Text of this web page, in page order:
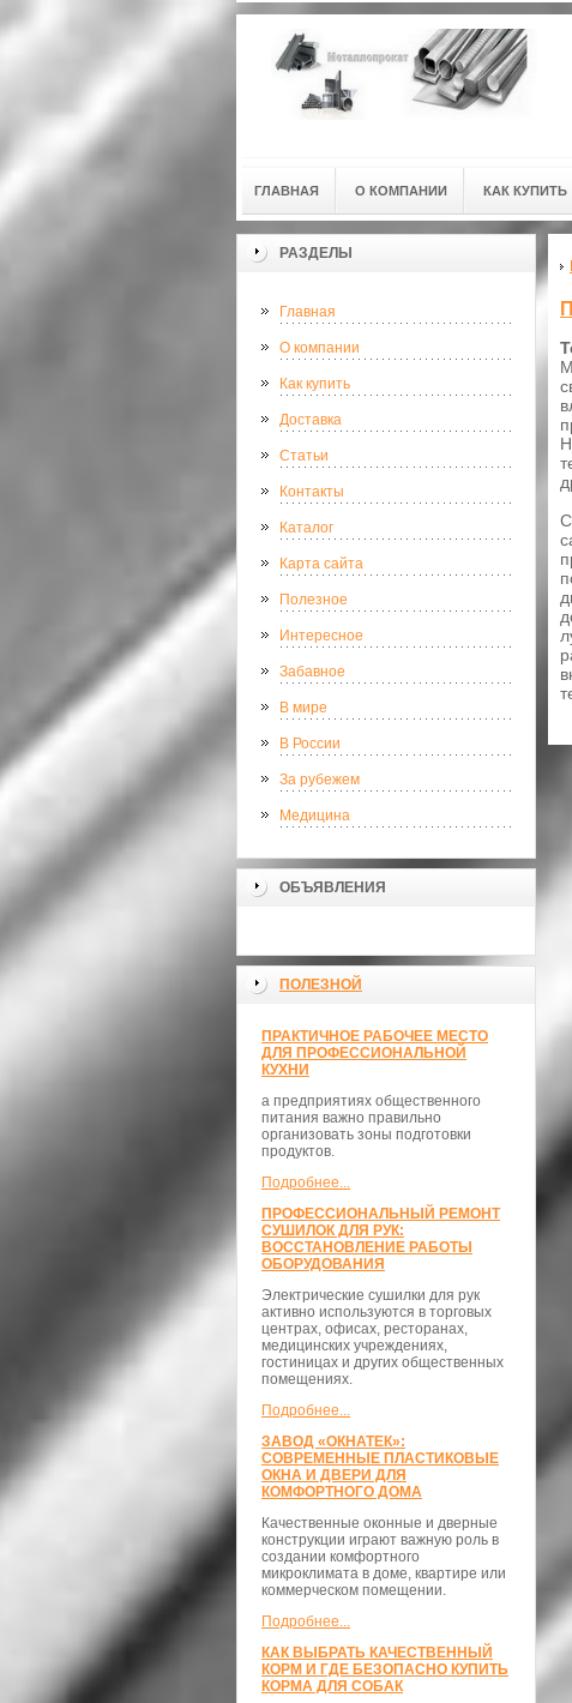
ГЛАВНАЯ О КОМПАНИИ КАК КУПИТЬ
РАЗДЕЛЫ
Главная
О компании
Как купить
Доставка
Статьи
Контакты
Каталог
Карта сайта
Полезное
Интересное
Забавное
В мире
В России
За рубежем
Медицина
ОБЪЯВЛЕНИЯ
ПОЛЕЗНОЙ
ПРАКТИЧНОЕ РАБОЧЕЕ МЕСТО
ДЛЯ ПРОФЕССИОНАЛЬНОЙ
КУХНИ
а предприятиях общественного
питания важно правильно
организовать зоны подготовки
продуктов.
Подробнее...
ПРОФЕССИОНАЛЬНЫЙ РЕМОНТ
СУШИЛОК ДЛЯ РУК:
ВОССТАНОВЛЕНИЕ РАБОТЫ
ОБОРУДОВАНИЯ
Электрические сушилки для рук
активно используются в торговых
центрах, офисах, ресторанах,
медицинских учреждениях,
гостиницах и других общественных
помещениях.
Подробнее...
ЗАВОД «ОКНАТЕК»:
СОВРЕМЕННЫЕ ПЛАСТИКОВЫЕ
ОКНА И ДВЕРИ ДЛЯ
КОМФОРТНОГО ДОМА
Качественные оконные и дверные
конструкции играют важную роль в
создании комфортного
микроклимата в доме, квартире или
коммерческом помещении.
Подробнее...
КАК ВЫБРАТЬ КАЧЕСТВЕННЫЙ
КОРМ И ГДЕ БЕЗОПАСНО КУПИТЬ
КОРМА ДЛЯ СОБАК